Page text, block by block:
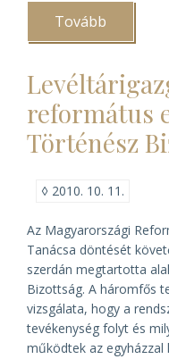
Tovább
és
református
Történész
◊ 2010. 10. 11.
Az Magyarországi
Tanácsa döntését
szerdán megtartotta
Bizottság. A háromfős
vizsgálata, hogy a
tevékenység folyt és
működtek az egyházzal